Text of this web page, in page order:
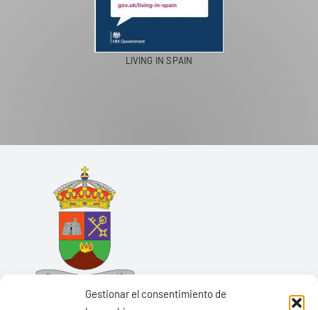
Gestionar el consentimiento de
LIVING IN SPAIN